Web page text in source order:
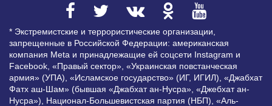
* Экстремистские и террористические организации,
запрещенные в Российской Федерации: американская
компания Meta и принадлежащие ей соцсети Instagram и
Facebook, «Правый сектор», «Украинская повстанческая
армия» (УПА), «Исламское государство» (ИГ, ИГИЛ), «Джабхат
Фатх аш-Шам» (бывшая «Джабхат ан-Нусра», «Джебхат ан-
Нусра»), Национал-Большевистская партия (НБП), «Аль-